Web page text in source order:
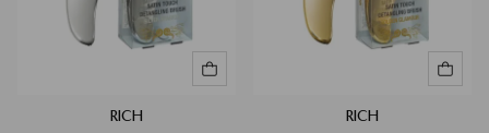
RICH RICH